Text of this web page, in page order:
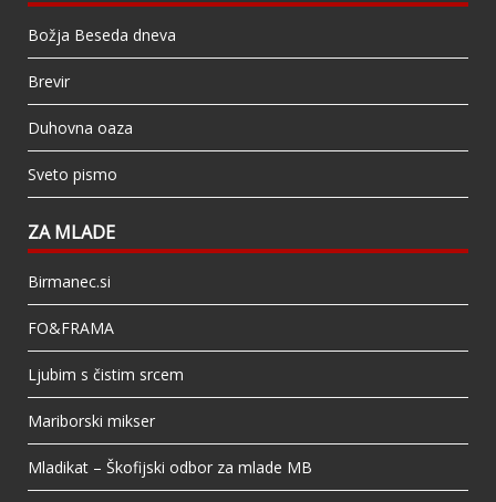
Božja Beseda dneva
Brevir
Duhovna oaza
Sveto pismo
ZA MLADE
Birmanec.si
FO&FRAMA
Ljubim s čistim srcem
Mariborski mikser
Mladikat – Škofijski odbor za mlade MB